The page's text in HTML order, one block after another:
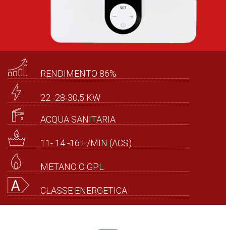
RENDIMENTO 86%
22 -28-30,5 KW
ACQUA SANITARIA
11- 14 -16 L/MIN (ACS)
METANO O GPL
CLASSE ENERGETICA